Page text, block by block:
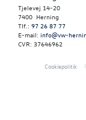
Tjelevej 14-20
7400 Herning
Tlf.: 97 26 87 77
E-mail: info@vw-
CVR: 37646962
Cookiepolitik